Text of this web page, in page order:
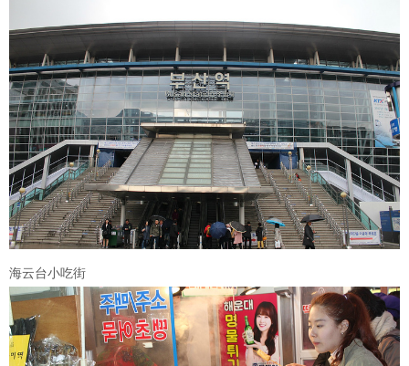
海云台小吃街